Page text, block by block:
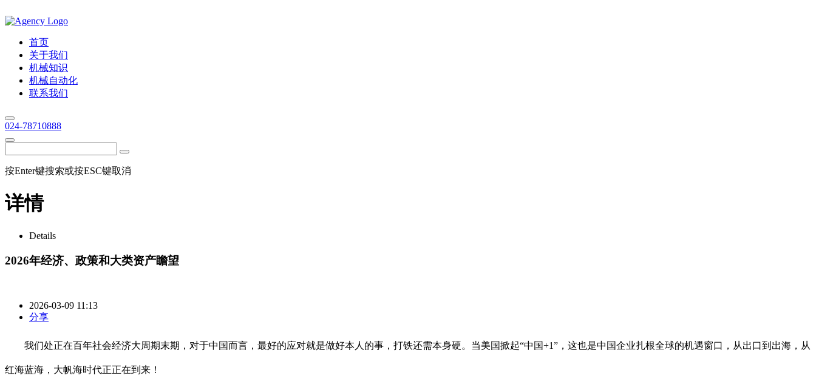
首页
关于我们
机械知识
机械自动化
联系我们
024-78710888
按Enter键搜索或按ESC键取消
详情
Details
2026年经济、政策和大类资产瞻望
2026-03-09 11:13
分享
我们处正在百年社会经济大周期末期，对于中国而言，最好的应对就是做好本人的事，打铁还需本身硬。当美国掀起“中国+1”，这也是中国企业扎根全球的机遇窗口，从出口到出海，从
红海蓝海，大帆海时代正正在到来！